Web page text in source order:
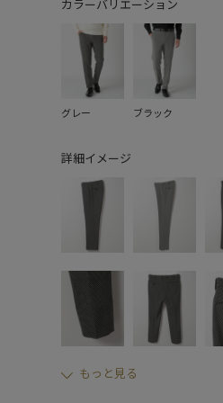
カラーバリエーション
グレー ブラック
詳細イメージ
もっと見る